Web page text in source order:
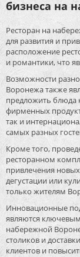
бизнеса на
Ресторан на
для развития и
расположение
и романтики, что
Возможности
Воронежа также
предложить блюда
фирменных
так и
самых разных
Кроме того,
ресторанном
привлечения
дегустации или
только жителям
Инновационные
являются
набережной
столиков и
клиентов и